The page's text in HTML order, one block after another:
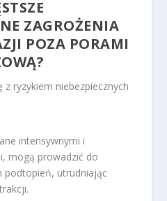
ZAGROŻENIA
POZA PORAMI
z ryzykiem niebezpiecznych
intensywnymi i
mogą prowadzić do
podtopień, utrudniając